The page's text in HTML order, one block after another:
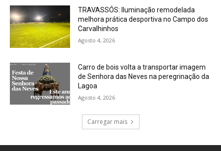
TRAVASSÓS: Iluminação remodelada
melhora prática desportiva no Campo dos
Carvalhinhos
Agosto 4, 2026
Carro de bois volta a transportar imagem
de Senhora das Neves na peregrinação da
Lagoa
Agosto 4, 2026
Carregar mais